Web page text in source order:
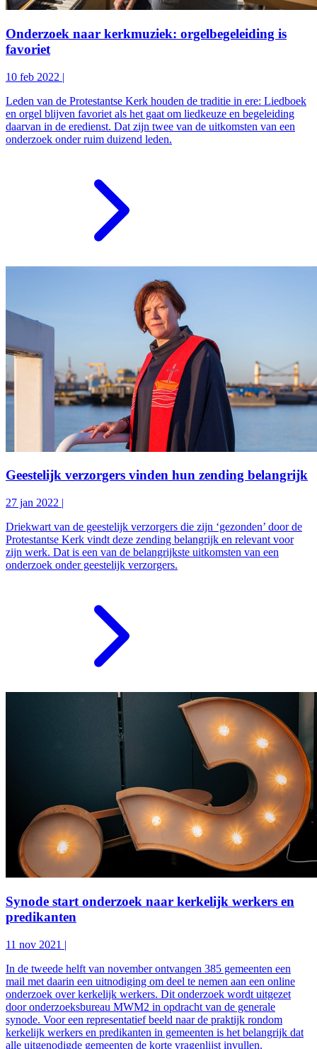
Onderzoek naar kerkmuziek: orgelbegeleiding is
favoriet
10 feb 2022 |
Leden van de Protestantse Kerk houden de traditie in ere: Liedboek
en orgel blijven favoriet als het gaat om liedkeuze en begeleiding
daarvan in de eredienst. Dat zijn twee van de uitkomsten van een
onderzoek onder ruim duizend leden.
Geestelijk verzorgers vinden hun zending belangrijk
27 jan 2022 |
Driekwart van de geestelijk verzorgers die zijn ‘gezonden’ door de
Protestantse Kerk vindt deze zending belangrijk en relevant voor
zijn werk. Dat is een van de belangrijkste uitkomsten van een
onderzoek onder geestelijk verzorgers.
Synode start onderzoek naar kerkelijk werkers en
predikanten
11 nov 2021 |
In de tweede helft van november ontvangen 385 gemeenten een
mail met daarin een uitnodiging om deel te nemen aan een online
onderzoek over kerkelijk werkers. Dit onderzoek wordt uitgezet
door onderzoeksbureau MWM2 in opdracht van de generale
synode. Voor een representatief beeld naar de praktijk rondom
kerkelijk werkers en predikanten in gemeenten is het belangrijk dat
alle uitgenodigde gemeenten de korte vragenlijst invullen.